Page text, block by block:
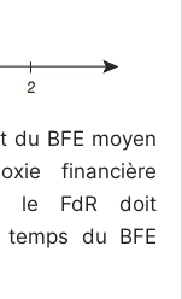
du BFE moyen
financière
le FdR doit
temps du BFE